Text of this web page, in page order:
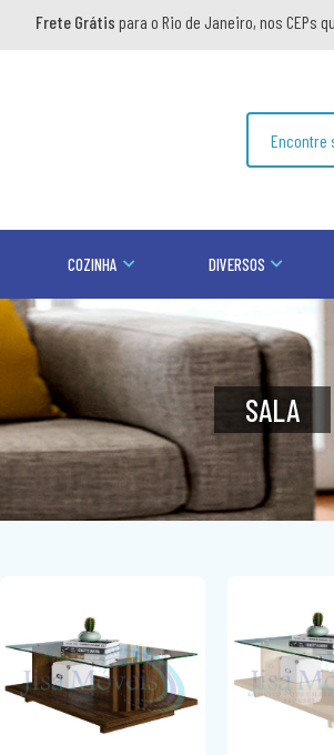
Frete Grátis para o Rio de Janeiro, nos CEPs
COZINHA DIVERSOS
SALA